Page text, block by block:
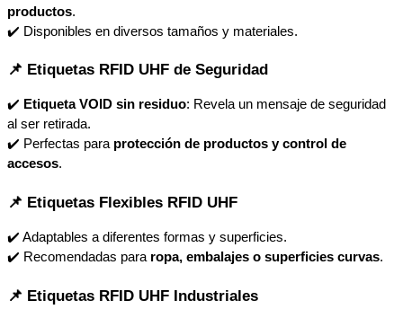
productos.
✔️ Disponibles en diversos tamaños y materiales.
📌 Etiquetas RFID UHF de Seguridad
✔️ Etiqueta VOID sin residuo: Revela un mensaje de seguridad
al ser retirada.
✔️ Perfectas para protección de productos y control de
accesos.
📌 Etiquetas Flexibles RFID UHF
✔️ Adaptables a diferentes formas y superficies.
✔️ Recomendadas para ropa, embalajes o superficies curvas.
📌 Etiquetas RFID UHF Industriales